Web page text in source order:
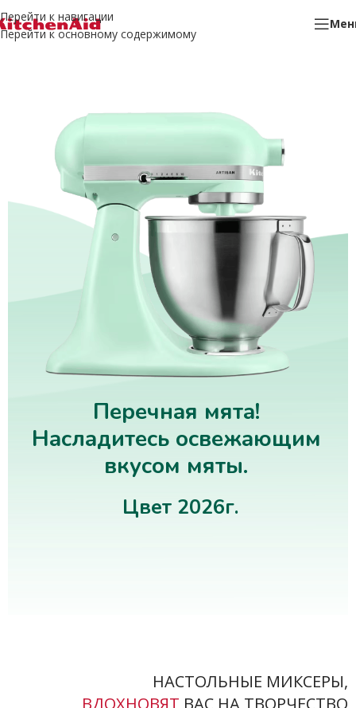
Перейти к навигации
Перейти к основному содержимому
Цвет 2026г.
Перечная мята!
Насладитесь освежающим
вкусом мяты.
НАСТОЛЬНЫЕ МИКСЕРЫ,